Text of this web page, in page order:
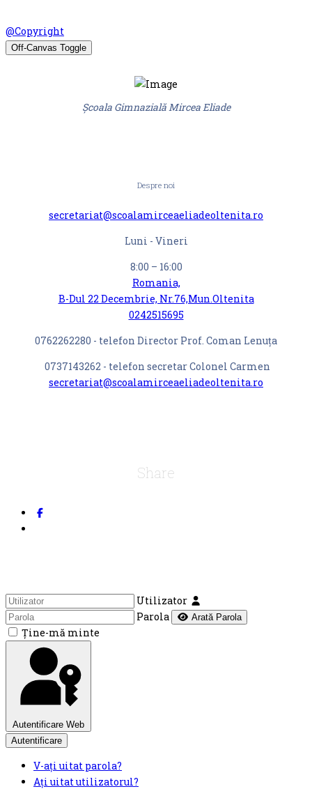
@Copyright
Off-Canvas Toggle
Școala Gimnazială Mircea Eliade
Despre noi
secretariat@scoalamirceaeliadeoltenita.ro
Luni - Vineri
8:00 – 16:00
Romania,
B-Dul 22 Decembrie, Nr.76,Mun.Oltenita
0242515695
0762262280 - telefon Director Prof. Coman Lenuța
0737143262 - telefon secretar Colonel Carmen
secretariat@scoalamirceaeliadeoltenita.ro
Share
Utilizator
Parola
Arată Parola
Ţine-mă minte
Autentificare Web
Autentificare
V-ați uitat parola?
Ați uitat utilizatorul?